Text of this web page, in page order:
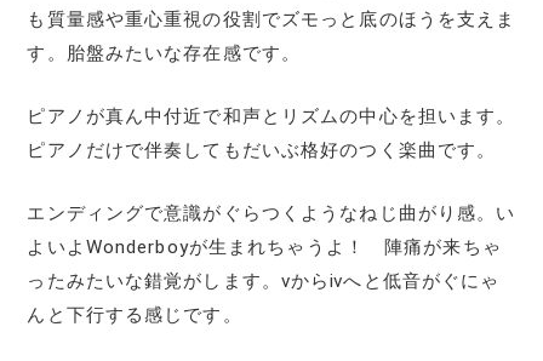
も質量感や重心重視の役割でズモっと底のほうを支えま
す。胎盤みたいな存在感です。
ピアノが真ん中付近で和声とリズムの中心を担います。
ピアノだけで伴奏してもだいぶ格好のつく楽曲です。
エンディングで意識がぐらつくようなねじ曲がり感。い
よいよWonderboyが生まれちゃうよ！ 陣痛が来ちゃ
ったみたいな錯覚がします。ⅴからⅳへと低音がぐにゃ
んと下行する感じです。